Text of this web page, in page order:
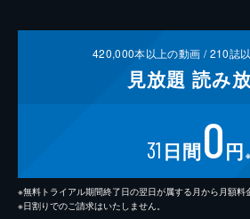
420,000本以上の動画 /210誌
見放題 読み
31 日間0円 ※
※無料トライアル期間終了日の翌日が属する月から月額料
※日割りでのご請求はいたしません。